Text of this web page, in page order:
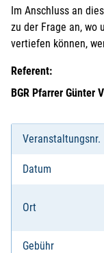
Im Anschluss an
zu der Frage an, wo
vertiefen können,
Referent:
BGR Pfarrer Günter
Veranstaltungsnr.
Datum
Ort
Gebühr